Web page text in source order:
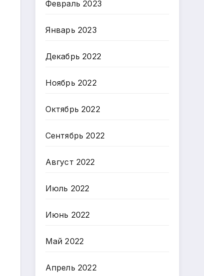
Февраль 2023
Январь 2023
Декабрь 2022
Ноябрь 2022
Октябрь 2022
Сентябрь 2022
Август 2022
Июль 2022
Июнь 2022
Май 2022
Апрель 2022